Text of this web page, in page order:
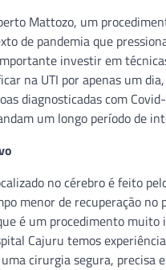
Mattozo, um
de pandemia que
investir em
na UTI por apenas um
diagnosticadas com
um longo período de
no cérebro é feito
menor de recuperação
é um procedimento
Cajuru temos
cirurgia segura, precisa